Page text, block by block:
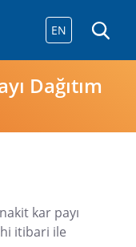
EN
Dağıtım
kar payı
itibari ile